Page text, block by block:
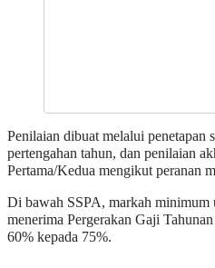
Penilaian dibuat melalui penetapan
pertengahan tahun, dan penilaian
Pertama/Kedua mengikut peranan
Di bawah SSPA, markah minimum
menerima Pergerakan Gaji
60% kepada 75%.